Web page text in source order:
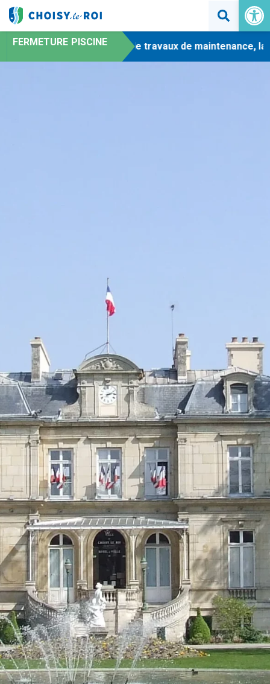
Ouvrir
FERMETURE PISCINE
-En raison de travaux de maintenance, la